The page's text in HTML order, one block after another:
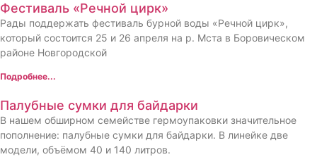
Фестиваль «Речной цирк»
Рады поддержать фестиваль бурной воды «Речной цирк»,
который состоится 25 и 26 апреля на р. Мста в Боровическом
районе Новгородской
Подробнее...
Палубные сумки для байдарки
В нашем обширном семействе гермоупаковки значительное
пополнение: палубные сумки для байдарки. В линейке две
модели, объёмом 40 и 140 литров.